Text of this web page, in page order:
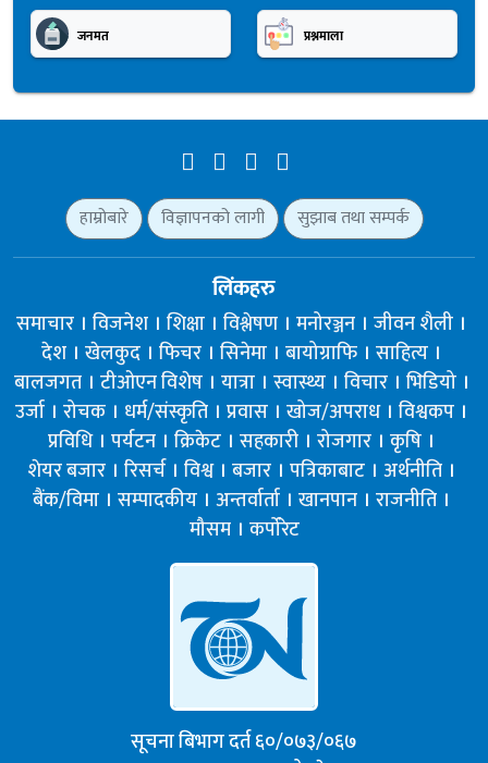
जनमत प्रश्नमाला
हाम्रोबारे विज्ञापनको लागी सुझाब तथा सम्पर्क
लिंकहरु
समाचार विजनेश शिक्षा विश्लेषण मनोरञ्जन जीवन शैली
देश खेलकुद फिचर सिनेमा बायोग्राफि साहित्य
बालजगत टीओएन विशेष यात्रा स्वास्थ्य विचार भिडियो
उर्जा रोचक धर्म/संस्कृति प्रवास खोज/अपराध विश्वकप
प्रविधि पर्यटन क्रिकेट सहकारी रोजगार कृषि
शेयर बजार रिसर्च विश्व बजार पत्रिकाबाट अर्थनीति
बैंक/विमा सम्पादकीय अन्तर्वार्ता खानपान राजनीति
मौसम कर्पोरेट
सूचना बिभाग दर्त ६०/०७३/०६७